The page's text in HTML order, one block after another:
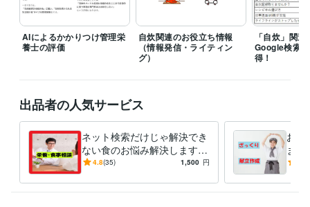
個人 2025年1月 ~ 現在
（Kindle）
資格・検定
管理栄養士 取得年 : 2004年
栄養士 取得年 : 2004年
ビジネス・クリエイティブツール
Excel:23年Word:23年
AIによるかかりつけ管理栄
養士の評価
自炊関連のお役立ち情報
（情報発信・ライティン
グ）
「自炊」関
Google検索
得！
出品者の人気サービス
ネット検索だけじゃ解決でき
ない食のお悩み解決します
栄養・食事相談、その他のご
せ下さい
4.8(35) 1,500 円
お手
ま
から